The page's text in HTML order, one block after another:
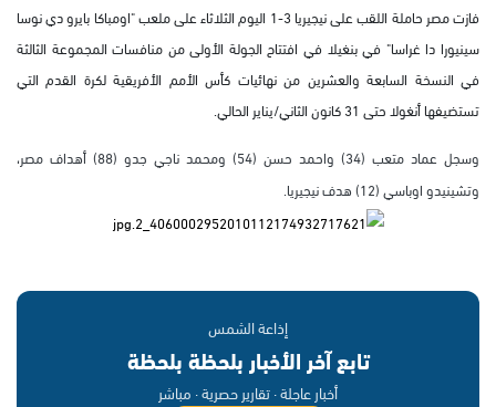
فازت مصر حاملة اللقب على نيجيريا 3-1 اليوم الثلاثاء على ملعب "اومباكا بايرو دي نوسا
سينيورا دا غراسا" في بنغيلا في افتتاح الجولة الأولى من منافسات المجموعة الثالثة
في النسخة السابعة والعشرين من نهائيات كأس الأمم الأفريقية لكرة القدم التي
تستضيفها أنغولا حتى 31 كانون الثاني/يناير الحالي.
وسجل عماد متعب (34) واحمد حسن (54) ومحمد ناجي جدو (88) أهداف مصر،
وتشينيدو اوباسي (12) هدف نيجيريا.
إذاعة الشمس
تابع آخر الأخبار بلحظة بلحظة
أخبار عاجلة · تقارير حصرية · مباشر